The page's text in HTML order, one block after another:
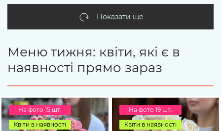
Показати ще
Меню тижня: квіти, які є в
наявності прямо зараз
На фото 15 шт.
Квіти в наявності
На фото 19 шт.
Квіти в наявності